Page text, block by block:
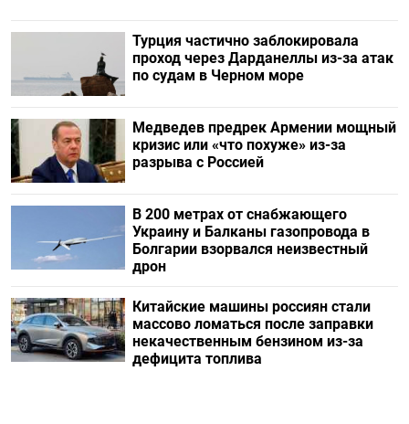
Турция частично заблокировала
проход через Дарданеллы из-за атак
по судам в Черном море
Медведев предрек Армении мощный
кризис или «что похуже» из-за
разрыва с Россией
В 200 метрах от снабжающего
Украину и Балканы газопровода в
Болгарии взорвался неизвестный
дрон
Китайские машины россиян стали
массово ломаться после заправки
некачественным бензином из-за
дефицита топлива